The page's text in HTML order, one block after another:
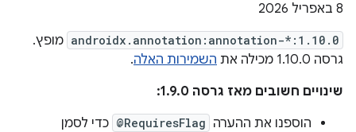
‫8 באפריל 2026
androidx.annotation:annotation-*:1.10.0 מופץ.
גרסה ‎1.10.0 מכילה את
השמירות האלה.
שינויים חשובים מאז גרסה 1.9.0:
הוספנו את ההערה @RequiresFlag כדי לסמן